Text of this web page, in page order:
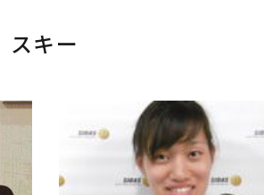
' 腰痛
テニス・バトミントン
子供用
スキー